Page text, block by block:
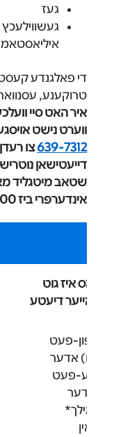
געז
געשווילעכץ
איליאסטאמי
די פאלגנדע
טרוקענע, עסנווארג
איר האט סיי
ווערט נישט
639-7312צו רעדן
דייעטישאן
אינדערפרי ביז 5:00 נאכמיטאג.
איז גוט
צו אייער דיעטע
פון-פעט
אדער
פעט
(1% אדער